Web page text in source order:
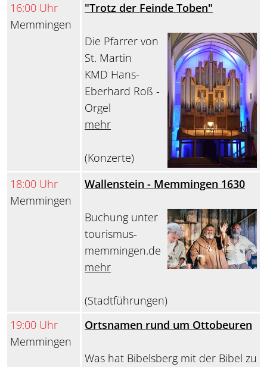
16:00 Uhr
Memmingen
"Trotz der Feinde Toben"
Die Pfarrer von
St. Martin
KMD Hans-
Eberhard Roß -
Orgel
mehr
(Konzerte)
18:00 Uhr
Memmingen
Wallenstein - Memmingen 1630
Buchung unter
tourismus-
memmingen.de
mehr
(Stadtführungen)
19:00 Uhr
Memmingen
Ortsnamen rund um Ottobeuren
Was hat Bibelsberg mit der Bibel zu